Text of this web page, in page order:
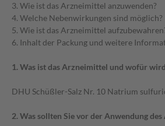
3. Wie ist das Arzneimittel anzuwenden?
4. Welche Nebenwirkungen sind möglich?
5. Wie ist das Arzneimittel
6. Inhalt der Packung und weitere
1. Was ist das Arzneimittel und wofür
DHU Schüßler-Salz Nr. 10 Natrium
2. Was sollten Sie vor der Anwendung